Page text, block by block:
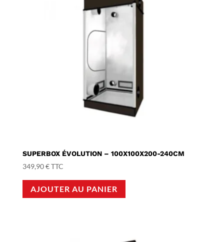
SUPERBOX ÉVOLUTION – 100X100X200-240CM
349,90€TTC
AJOUTER AU PANIER